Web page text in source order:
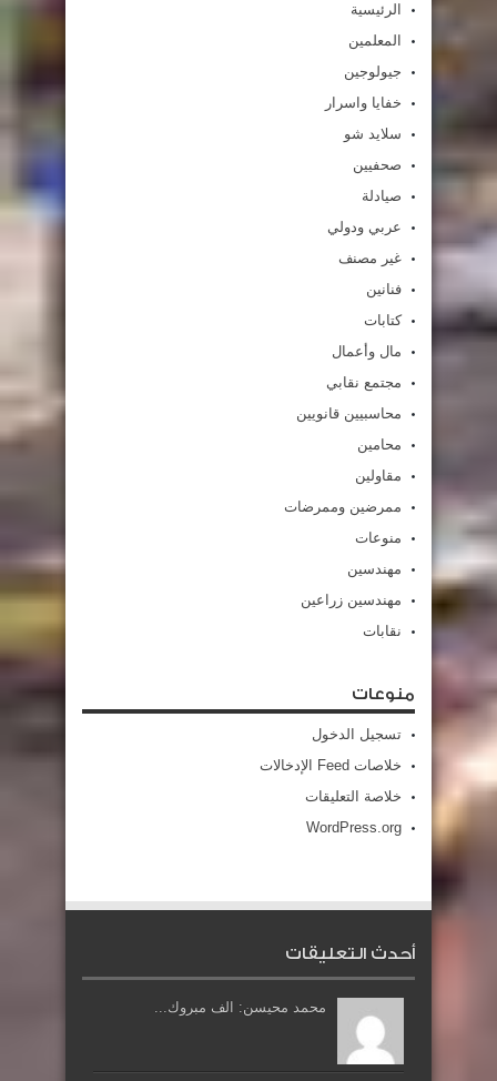
الرئيسية
المعلمين
جيولوجين
خفايا واسرار
سلايد شو
صحفيين
صيادلة
عربي ودولي
غير مصنف
فنانين
كتابات
مال وأعمال
مجتمع نقابي
محاسبيين قانويين
محامين
مقاولين
ممرضين وممرضات
منوعات
مهندسين
مهندسين زراعين
نقابات
منوعات
تسجيل الدخول
خلاصات Feed الإدخالات
خلاصة التعليقات
WordPress.org
أحدث التعليقات
محمد محيسن: الف مبروك...